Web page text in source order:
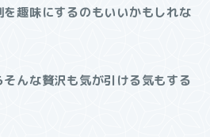
趣味にするのもいいかもしれな
んな贅沢も気が引ける気もする